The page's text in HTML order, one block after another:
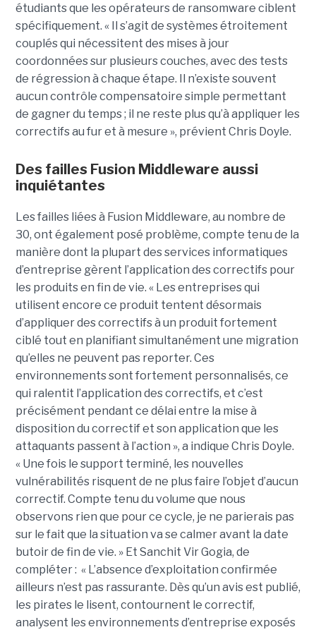
étudiants que les opérateurs de ransomware ciblent
spécifiquement. « Il s’agit de systèmes étroitement
couplés qui nécessitent des mises à jour
coordonnées sur plusieurs couches, avec des tests
de régression à chaque étape. Il n’existe souvent
aucun contrôle compensatoire simple permettant
de gagner du temps ; il ne reste plus qu’à appliquer les
correctifs au fur et à mesure », prévient Chris Doyle.
Des failles Fusion Middleware aussi
inquiétantes
Les failles liées à Fusion Middleware, au nombre de
30, ont également posé problème, compte tenu de la
manière dont la plupart des services informatiques
d’entreprise gèrent l’application des correctifs pour
les produits en fin de vie. « Les entreprises qui
utilisent encore ce produit tentent désormais
d’appliquer des correctifs à un produit fortement
ciblé tout en planifiant simultanément une migration
qu’elles ne peuvent pas reporter. Ces
environnements sont fortement personnalisés, ce
qui ralentit l’application des correctifs, et c’est
précisément pendant ce délai entre la mise à
disposition du correctif et son application que les
attaquants passent à l’action », a indique Chris Doyle.
« Une fois le support terminé, les nouvelles
vulnérabilités risquent de ne plus faire l’objet d’aucun
correctif. Compte tenu du volume que nous
observons rien que pour ce cycle, je ne parierais pas
sur le fait que la situation va se calmer avant la date
butoir de fin de vie. » Et Sanchit Vir Gogia, de
compléter : « L’absence d’exploitation confirmée
ailleurs n’est pas rassurante. Dès qu’un avis est publié,
les pirates le lisent, contournent le correctif,
analysent les environnements d’entreprise exposés